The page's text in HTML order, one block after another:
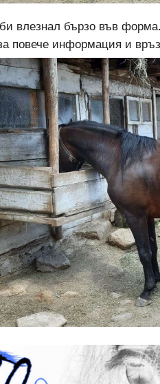
влезнал бързо във
повече информация и